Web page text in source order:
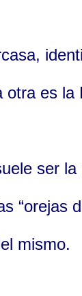
otra es
ser la
“orejas
mismo.